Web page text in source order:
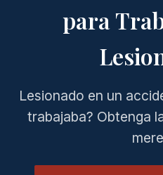
para
Lesionado en un
trabajaba? Obtenga